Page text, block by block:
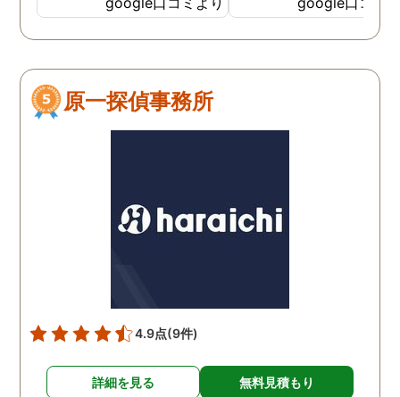
てくださっていることが伝
わってくるLINEをいただき
みると、旭法さんの第一声
は、「奥さん、ちゃんと食
べれてますか？ちゃんと眠
とにしました。 旭法さん
は、何度も何度も私の相談
談もできなかった私を救っ
てくれたのは、紛れもなく
旭法さんです。 調査場所が
旭川市外の時もありました
原一探偵事務所
4.9点(9件)
詳細を見る 無料見積もり